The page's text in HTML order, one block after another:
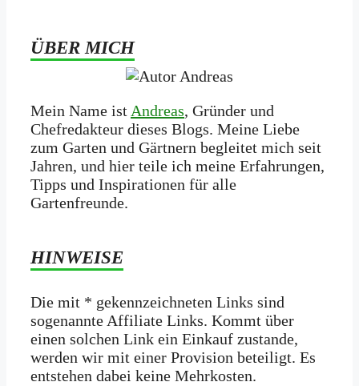
ÜBER MICH
Mein Name istAndreas, Gründer und
Chefredakteur dieses Blogs. Meine Liebe
zum Garten und Gärtnern begleitet mich seit
Jahren, und hier teile ich meine Erfahrungen,
Tipps und Inspirationen für alle
Gartenfreunde.
HINWEISE
Die mit * gekennzeichneten Links sind
sogenannte Affiliate Links. Kommt über
einen solchen Link ein Einkauf zustande,
werden wir mit­ einer Provision beteiligt. Es
entstehen dabei keine Mehrkosten.